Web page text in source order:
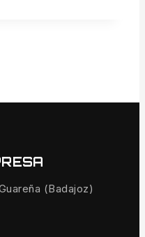
(Badajoz)